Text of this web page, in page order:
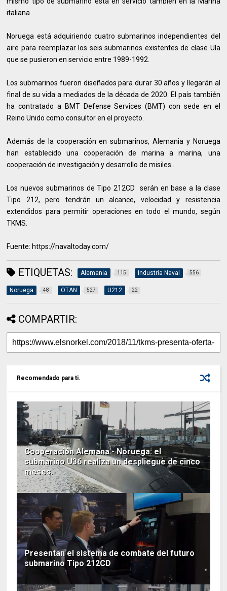
italiana .
Noruega está adquiriendo cuatro submarinos independientes del
aire para reemplazar los seis submarinos existentes de clase Ula
que se pusieron en servicio entre 1989-1992.
Los submarinos fueron diseñados para durar 30 años y llegarán al
final de su vida a mediados de la década de 2020. El país también
ha contratado a BMT Defense Services (BMT) con sede en el
Reino Unido como consultor en el proyecto.
Además de la cooperación en submarinos, Alemania y Noruega
han establecido una cooperación de marina a marina, una
cooperación de investigación y desarrollo de misiles .
Los nuevos submarinos de Tipo 212CD serán en base a la clase
Tipo 212, pero tendrán un alcance, velocidad y resistencia
extendidos para permitir operaciones en todo el mundo, según
TKMS.
Fuente: https://navaltoday.com/
ETIQUETAS: Alemania 115 Industria Naval 556
Noruega 48 OTAN 527 U212 22
COMPARTIR:
Recomendado para ti.
Cooperación Alemana - Noruega: el
submarino U36 realiza un despliegue de cinco
meses.
Presentan el sistema de combate del futuro
submarino Tipo 212CD